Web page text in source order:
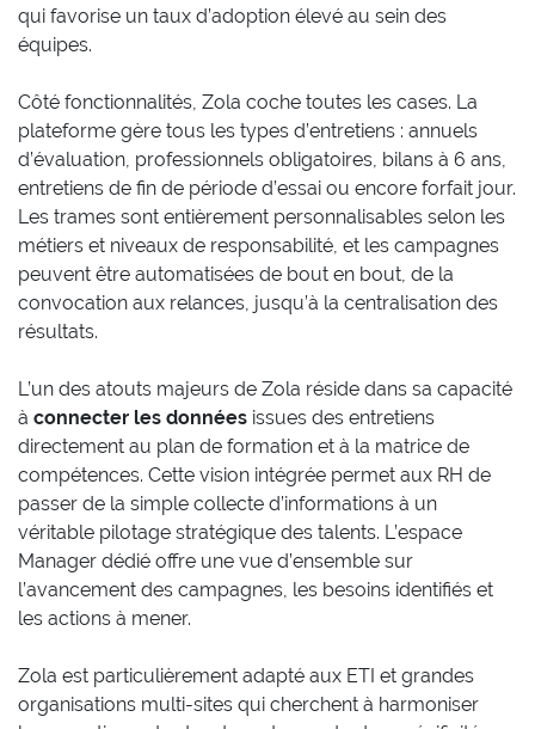
qui favorise un taux d’adoption élevé au sein des
équipes.
Côté fonctionnalités, Zola coche toutes les cases. La
plateforme gère tous les types d’entretiens : annuels
d’évaluation, professionnels obligatoires, bilans à 6 ans,
entretiens de fin de période d’essai ou encore forfait jour.
Les trames sont entièrement personnalisables selon les
métiers et niveaux de responsabilité, et les campagnes
peuvent être automatisées de bout en bout, de la
convocation aux relances, jusqu’à la centralisation des
résultats.
L’un des atouts majeurs de Zola réside dans sa capacité
à connecter les données issues des entretiens
directement au plan de formation et à la matrice de
compétences. Cette vision intégrée permet aux RH de
passer de la simple collecte d’informations à un
véritable pilotage stratégique des talents. L’espace
Manager dédié offre une vue d’ensemble sur
l’avancement des campagnes, les besoins identifiés et
les actions à mener.
Zola est particulièrement adapté aux ETI et grandes
organisations multi-sites qui cherchent à harmoniser